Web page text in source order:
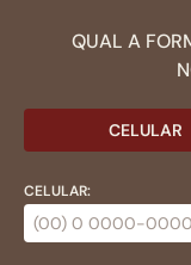
QUAL A
CELULAR
CELULAR: